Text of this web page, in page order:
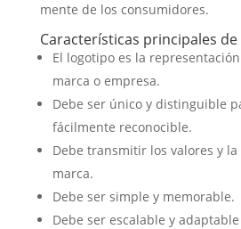
mente de los consumidores.
Características principales
El logotipo es la
marca o empresa.
Debe ser único y distinguible
fácilmente reconocible.
Debe transmitir los valores y
marca.
Debe ser simple y memorable.
Debe ser escalable y